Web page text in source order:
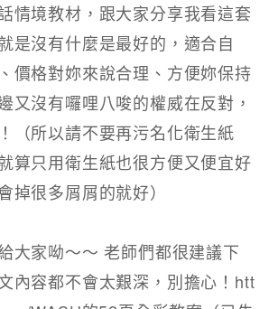
情境教材，跟大家分享我看這套
是沒有什麼是最好的，適合自
價格對妳來說合理、方便妳保持
又沒有囉哩八唆的權威在反對，
（所以請不要再污名化衛生紙
算只用衛生紙也很方便又便宜好
掉很多屑屑的就好）​
大家呦～～ 老師們都很建議下
內容都不會太艱深，別擔心！htt